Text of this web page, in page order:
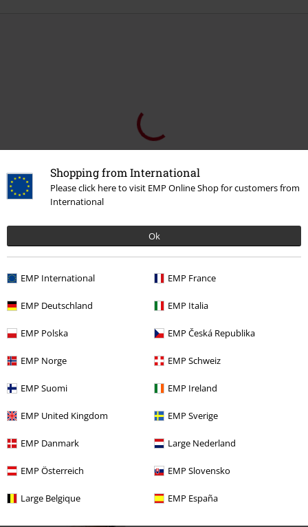
Shopping from International
Please click here to visit EMP Online Shop for customers from
International
Ok
EMP International EMP France
EMP Deutschland EMP Italia
EMP Polska EMP Česká Republika
EMP Norge EMP Schweiz
EMP Suomi EMP Ireland
EMP United Kingdom EMP Sverige
EMP Danmark Large Nederland
EMP Österreich EMP Slovensko
Large Belgique EMP España
0 Anmeldelse
Fortell oss hva du synes om "Bow Vixen Wedges".
Skriv anmeldelse
Siste besøk